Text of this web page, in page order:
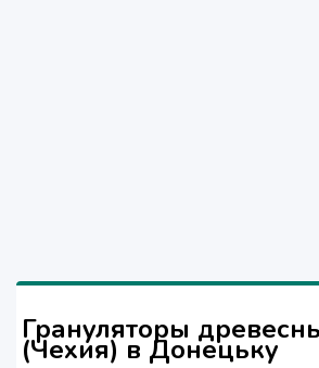
Грануляторы
(Чехия) в Донецьку